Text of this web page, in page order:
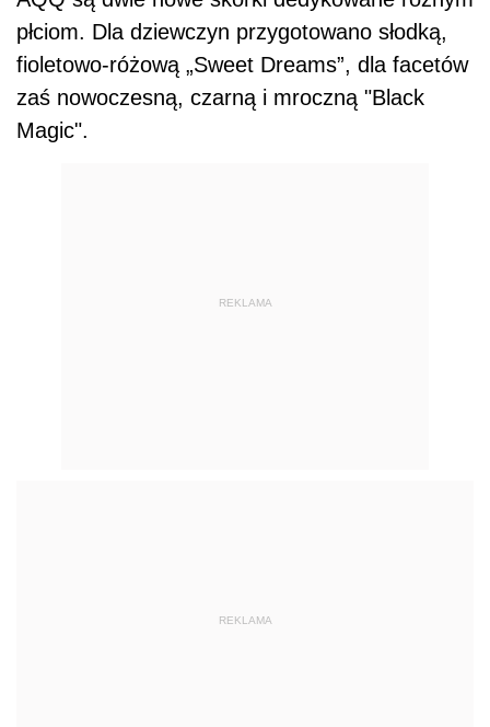
płciom. Dla dziewczyn przygotowano słodką,
fioletowo-różową „Sweet Dreams”, dla facetów
zaś nowoczesną, czarną i mroczną "Black
Magic".
REKLAMA
REKLAMA